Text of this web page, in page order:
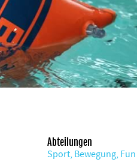
Abteilungen
Sport, Bewegung, Fun